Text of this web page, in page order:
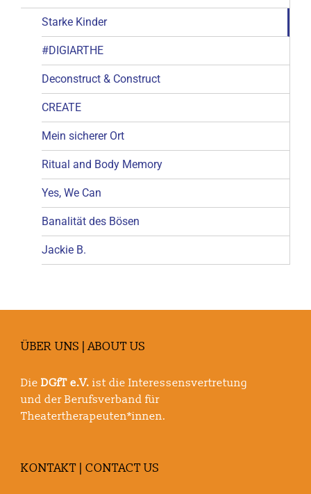
Starke Kinder
#DIGIARTHE
Deconstruct & Construct
CREATE
Mein sicherer Ort
Ritual and Body Memory
Yes, We Can
Banalität des Bösen
Jackie B.
ÜBER UNS | ABOUT US
Die DGfT e.V. ist die Interessensvertretung
und der Berufsverband für
Theatertherapeuten*innen.
KONTAKT | CONTACT US